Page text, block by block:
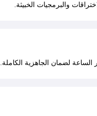
والبرمجيات الخبيثة.
لضمان الجاهزية الكاملة.